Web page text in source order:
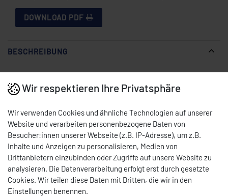
DOWNLOAD PDF
BESCHREIBUNG
LeistungsstarkeElektro-BratplattevonCEYLANmit glatter
Imbiss und Großküche. Die massive Grillfläche mit Sammelrinne
und Fettauffangschublade sorgt für sauberes Arbeiten und
gleichmäßige Hitzeverteilung. Dank Spritzschutz,
Sicherheitsthermostat und Betriebskontrollleuchte ist ein
sicherer und effizienter Betrieb gewährleistet.
Eigenschaften:
Wir respektieren Ihre Privatsphäre
Wir verwenden Cookies und ähnliche Technologien auf unserer
Website und verarbeiten personenbezogene Daten von
Besucher:innen unserer Webseite (z.B. IP-Adresse), um z.B.
Inhalte und Anzeigen zu personalisieren, Medien von
Drittanbietern einzubinden oder Zugriffe auf unsere Website zu
analysieren. Die Datenverarbeitung erfolgt erst durch gesetzte
Cookies. Wir teilen diese Daten mit Dritten, die wir in den
Einstellungen benennen.